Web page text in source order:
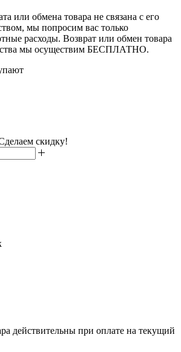
или обмена товара не связана с его
мы попросим вас только
расходы. Возврат или обмен товара
мы осуществим БЕСПЛАТНО.
скидку!
действительны при оплате на текущий